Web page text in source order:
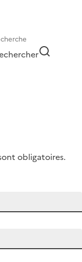
obligatoires.